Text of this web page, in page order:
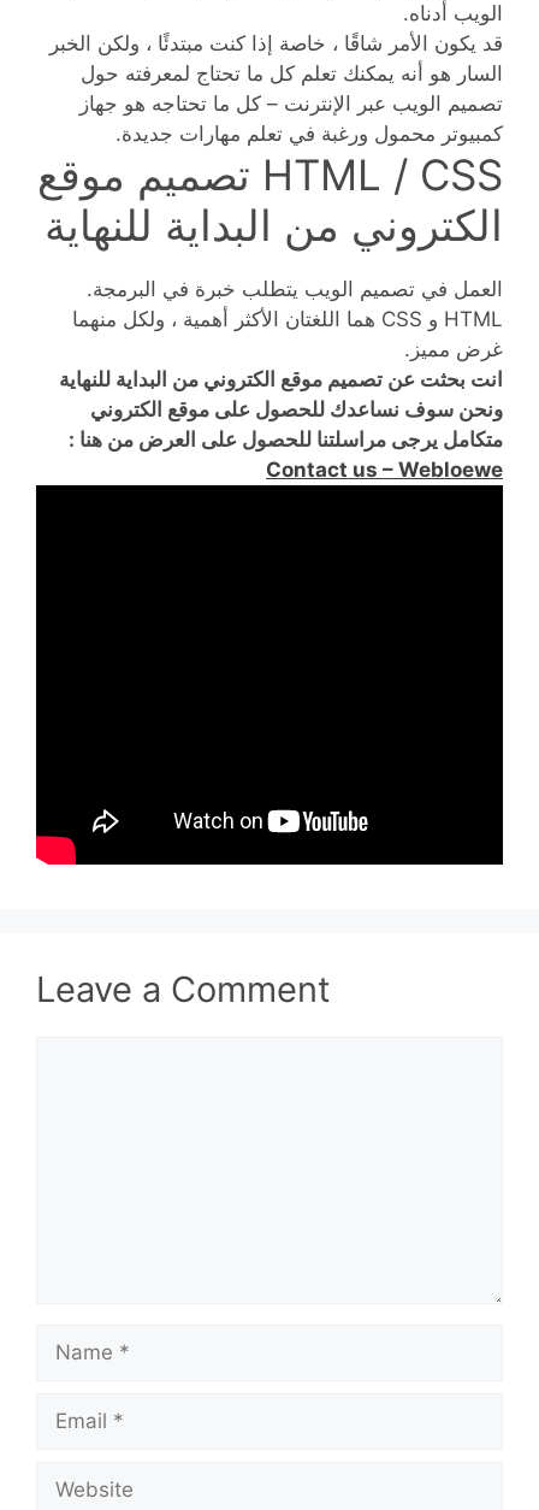
الويب أدناه.
قد يكون الأمر شاقًا ، خاصة إذا كنت مبتدئًا ، ولكن الخبر
السار هو أنه يمكنك تعلم كل ما تحتاج لمعرفته حول
تصميم الويب عبر الإنترنت – كل ما تحتاجه هو جهاز
كمبيوتر محمول ورغبة في تعلم مهارات جديدة.
HTML / CSS تصميم موقع
الكتروني من البداية للنهاية
العمل في تصميم الويب يتطلب خبرة في البرمجة.
HTML و CSS هما اللغتان الأكثر أهمية ، ولكل منهما
غرض مميز.
انت بحثت عن تصميم موقع الكتروني من البداية للنهاية
ونحن سوف نساعدك للحصول على موقع الكتروني
متكامل يرجى مراسلتنا للحصول على العرض من هنا :
Contact us – Webloewe
Leave a Comment
Name
Email
Website